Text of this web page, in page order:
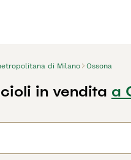
di Milano Ossona
in vendita a